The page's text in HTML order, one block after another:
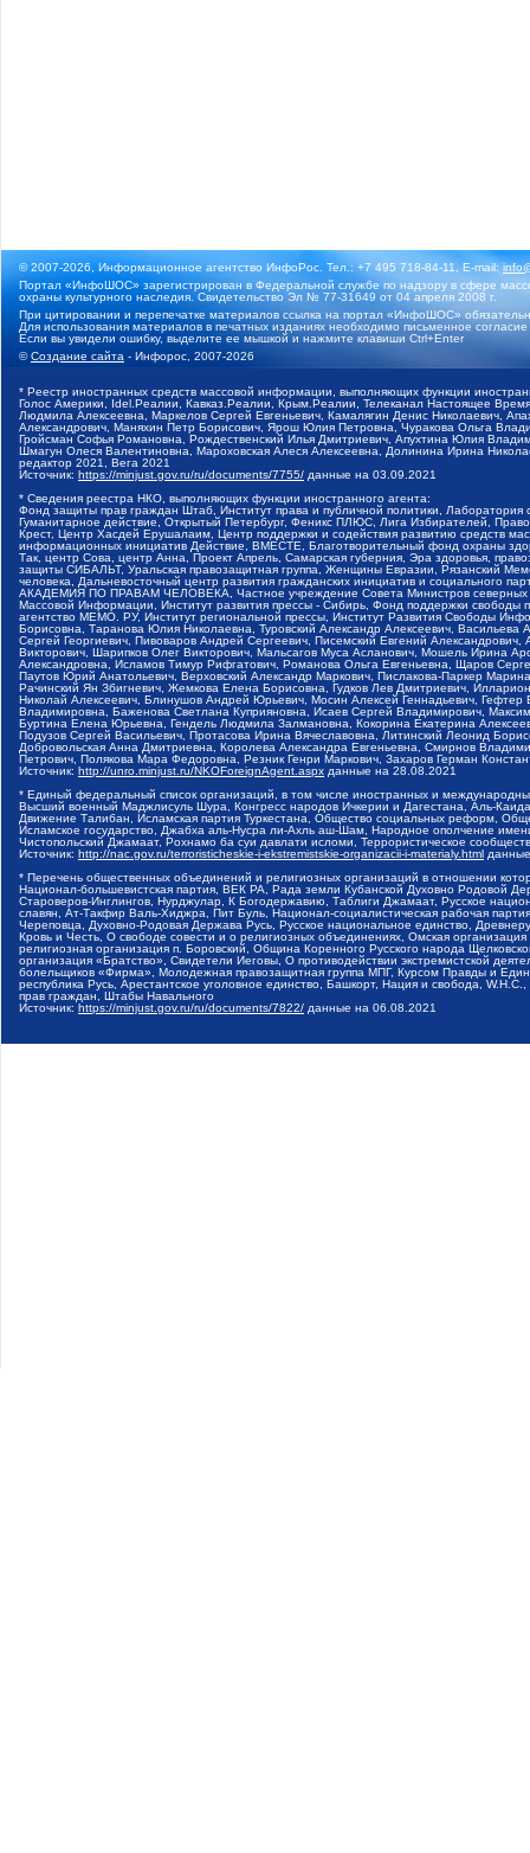
© 2007-2026, Информационное агентство ИнфоРос. Тел.: +7 495 718-84-11, E-mail:
Портал «ИнфоШОС» зарегистрирован в Федеральной службе по надзору в сфере
охраны культурного наследия. Свидетельство Эл № 77-31649 от 04 апреля 2008 г.
При цитировании и перепечатке материалов ссылка на портал «ИнфоШОС»
Для использования материалов в печатных изданиях необходимо письменное
Если вы увидели ошибку, выделите ее мышкой и нажмите клавиши Ctrl+Enter
©Создание сайта - Инфорос, 2007-2026
* Реестр иностранных средств массовой информации, выполняющих функции
Голос Америки, Idel.Реалии, Кавказ.Реалии, Крым.Реалии, Телеканал Настоящее
Людмила Алексеевна, Маркелов Сергей Евгеньевич, Камалягин Денис Николаевич,
Александрович, Маняхин Петр Борисович, Ярош Юлия Петровна, Чуракова Ольга
Гройсман Софья Романовна, Рождественский Илья Дмитриевич, Апухтина Юлия
Шмагун Олеся Валентиновна, Мароховская Алеся Алексеевна, Долинина Ирина
редактор 2021, Вега 2021
Источник: https://minjust.gov.ru/ru/documents/7755/ данные на 03.09.2021
* Сведения реестра НКО, выполняющих функции иностранного агента:
Фонд защиты прав граждан Штаб, Институт права и публичной политики,
Гуманитарное действие, Открытый Петербург, Феникс ПЛЮС, Лига Избирателей,
Крест, Центр Хасдей Ерушалаим, Центр поддержки и содействия развитию средств
информационных инициатив Действие, ВМЕСТЕ, Благотворительный фонд охраны
Так, центр Сова, центр Анна, Проект Апрель, Самарская губерния, Эра здоровья,
защиты СИБАЛЬТ, Уральская правозащитная группа, Женщины Евразии, Рязанский
человека, Дальневосточный центр развития гражданских инициатив и социального
АКАДЕМИЯ ПО ПРАВАМ ЧЕЛОВЕКА, Частное учреждение Совета Министров северных
Массовой Информации, Институт развития прессы - Сибирь, Фонд поддержки
агентство МЕМО. РУ, Институт региональной прессы, Институт Развития Свободы
Борисовна, Таранова Юлия Николаевна, Туровский Александр Алексеевич,
Сергей Георгиевич, Пивоваров Андрей Сергеевич, Писемский Евгений
Викторович, Шарипков Олег Викторович, Мальсагов Муса Асланович, Мошель Ирина
Александровна, Исламов Тимур Рифгатович, Романова Ольга Евгеньевна, Щаров
Паутов Юрий Анатольевич, Верховский Александр Маркович, Пислакова-Паркер
Рачинский Ян Збигневич, Жемкова Елена Борисовна, Гудков Лев Дмитриевич,
Николай Алексеевич, Блинушов Андрей Юрьевич, Мосин Алексей Геннадьевич,
Владимировна, Баженова Светлана Куприяновна, Исаев Сергей Владимирович,
Буртина Елена Юрьевна, Гендель Людмила Залмановна, Кокорина Екатерина
Подузов Сергей Васильевич, Протасова Ирина Вячеславовна, Литинский Леонид
Добровольская Анна Дмитриевна, Королева Александра Евгеньевна, Смирнов
Петрович, Полякова Мара Федоровна, Резник Генри Маркович, Захаров Герман
Источник: http://unro.minjust.ru/NKOForeignAgent.aspx данные на 28.08.2021
* Единый федеральный список организаций, в том числе иностранных и
Высший военный Маджлисуль Шура, Конгресс народов Ичкерии и Дагестана, Аль-
Движение Талибан, Исламская партия Туркестана, Общество социальных реформ,
Исламское государство, Джабха аль-Нусра ли-Ахль аш-Шам, Народное ополчение
Чистопольский Джамаат, Рохнамо ба суи давлати исломи, Террористическое
Источник: http://nac.gov.ru/terroristicheskie-i-ekstremistskie-organizacii-i-materialy.html
* Перечень общественных объединений и религиозных организаций в отношении
Национал-большевистская партия, ВЕК РА, Рада земли Кубанской Духовно Родовой
Староверов-Инглингов, Нурджулар, К Богодержавию, Таблиги Джамаат, Русское
славян, Ат-Такфир Валь-Хиджра, Пит Буль, Национал-социалистическая рабочая
Череповца, Духовно-Родовая Держава Русь, Русское национальное единство,
Кровь и Честь, О свободе совести и о религиозных объединениях, Омская
религиозная организация п. Боровский, Община Коренного Русского народа
организация «Братство», Свидетели Иеговы, О противодействии экстремистской
болельщиков «Фирма», Молодежная правозащитная группа МПГ, Курсом Правды и
республика Русь, Арестантское уголовное единство, Башкорт, Нация и свобода,
прав граждан, Штабы Навального
Источник: https://minjust.gov.ru/ru/documents/7822/ данные на 06.08.2021